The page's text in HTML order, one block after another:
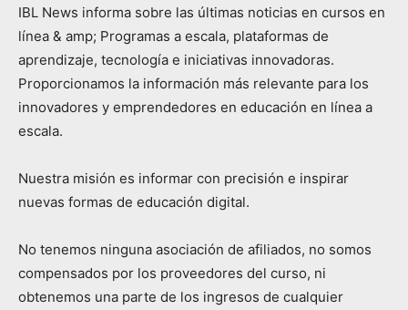
IBL News informa sobre las últimas noticias en cursos en
línea & amp; Programas a escala, plataformas de
aprendizaje, tecnología e iniciativas innovadoras.
Proporcionamos la información más relevante para los
innovadores y emprendedores en educación en línea a
escala.
Nuestra misión es informar con precisión e inspirar
nuevas formas de educación digital.
No tenemos ninguna asociación de afiliados, no somos
compensados ​​por los proveedores del curso, ni
obtenemos una parte de los ingresos de cualquier